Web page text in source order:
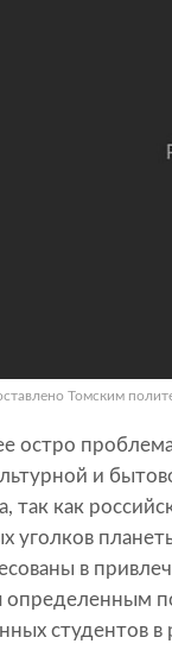
Томским
остро
и
так как
уголков
в
определенным
студентов в